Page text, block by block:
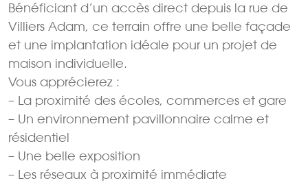
Bénéficiant d’un accès direct depuis la rue de
Villiers Adam, ce terrain offre une belle façade
et une implantation idéale pour un projet de
maison individuelle.
Vous apprécierez :
– La proximité des écoles, commerces et gare
– Un environnement pavillonnaire calme et
résidentiel
– Une belle exposition
– Les réseaux à proximité immédiate